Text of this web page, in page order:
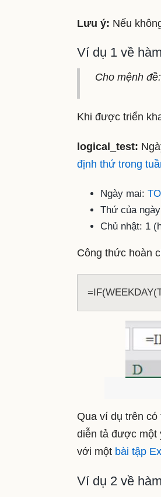
Lưu ý: Nếu
Ví dụ 1 về
Cho mệnh
Khi được triển
logical_test:
định thứ trong
Ngày mai:
Thứ của
Chủ nhật: 1
Công thức hoàn
Qua ví dụ trên có
diễn tả được một
với một bài tập
Ví dụ 2 về